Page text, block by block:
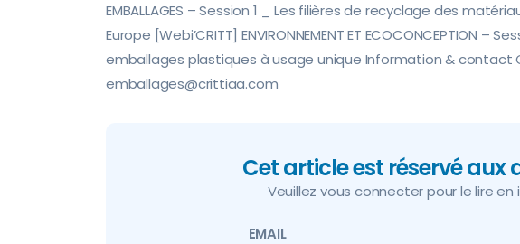
EMBALLAGES – Session 1 _ Les filières de recyclage des
Europe [Webi’CRITT] ENVIRONNEMENT ET ECOCONCEPTION –
emballages plastiques à usage unique Information & contact
emballages@crittiaa.com
Cet article est réservé aux
Veuillez vous connecter pour le lire en
EMAIL